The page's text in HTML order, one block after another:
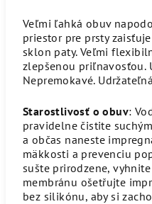
Veľmi ľahká obuv
priestor pre prsty
sklon paty. Veľmi
zlepšenou priľnavosťou.
Nepremokavé.
Starostlivosť o obuv:
pravidelne čistite
a občas naneste
mäkkosti a prevenciu
sušte prirodzene,
membránu ošetřujte
bez silikónu, aby si